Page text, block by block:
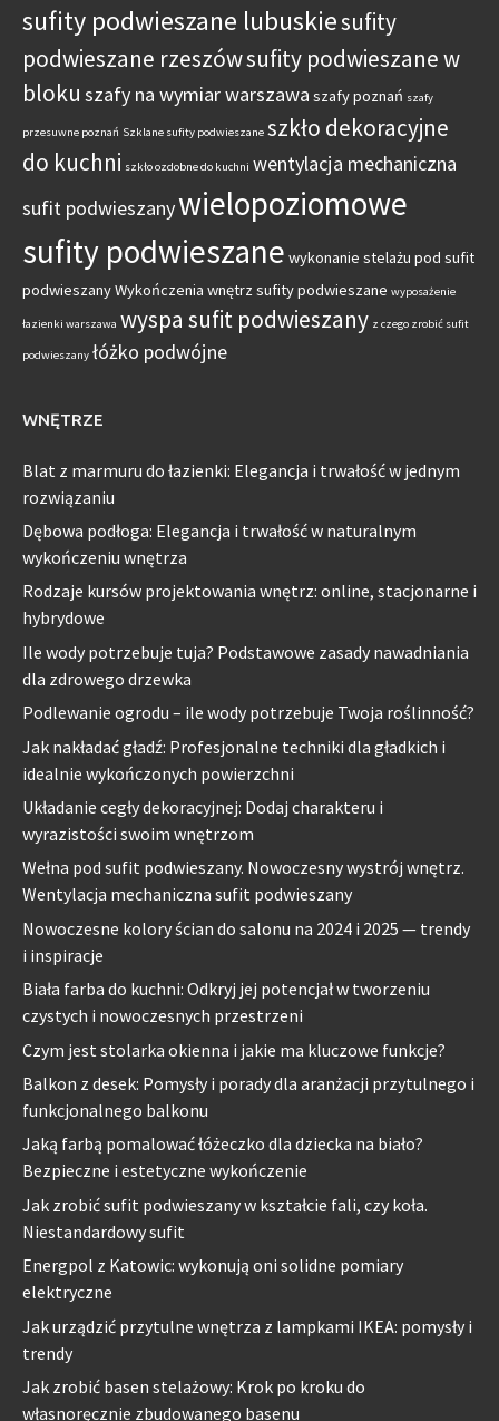
sufity podwieszane lubuskiesufity
podwieszane rzeszówsufity podwieszane w
bloku szafy na wymiar warszawa szafy poznań szafy
przesuwne poznań Szklane sufity podwieszane szkło dekoracyjne
do kuchni szkło ozdobne do kuchni wentylacja mechaniczna
sufit podwieszanywielopoziomowe
sufity podwieszane wykonanie stelażu pod sufit
podwieszanyWykończenia wnętrz sufity podwieszane wyposażenie
łazienki warszawa wyspa sufit podwieszany z czego zrobić sufit
podwieszany łóżko podwójne
WNĘTRZE
Blat z marmuru do łazienki: Elegancja i trwałość w jednym
rozwiązaniu
Dębowa podłoga: Elegancja i trwałość w naturalnym
wykończeniu wnętrza
Rodzaje kursów projektowania wnętrz: online, stacjonarne i
hybrydowe
Ile wody potrzebuje tuja? Podstawowe zasady nawadniania
dla zdrowego drzewka
Podlewanie ogrodu – ile wody potrzebuje Twoja roślinność?
Jak nakładać gładź: Profesjonalne techniki dla gładkich i
idealnie wykończonych powierzchni
Układanie cegły dekoracyjnej: Dodaj charakteru i
wyrazistości swoim wnętrzom
Wełna pod sufit podwieszany. Nowoczesny wystrój wnętrz.
Wentylacja mechaniczna sufit podwieszany
Nowoczesne kolory ścian do salonu na 2024 i 2025 — trendy
i inspiracje
Biała farba do kuchni: Odkryj jej potencjał w tworzeniu
czystych i nowoczesnych przestrzeni
Czym jest stolarka okienna i jakie ma kluczowe funkcje?
Balkon z desek: Pomysły i porady dla aranżacji przytulnego i
funkcjonalnego balkonu
Jaką farbą pomalować łóżeczko dla dziecka na biało?
Bezpieczne i estetyczne wykończenie
Jak zrobić sufit podwieszany w kształcie fali, czy koła.
Niestandardowy sufit
Energpol z Katowic: wykonują oni solidne pomiary
elektryczne
Jak urządzić przytulne wnętrza z lampkami IKEA: pomysły i
trendy
Jak zrobić basen stelażowy: Krok po kroku do
własnoręcznie zbudowanego basenu